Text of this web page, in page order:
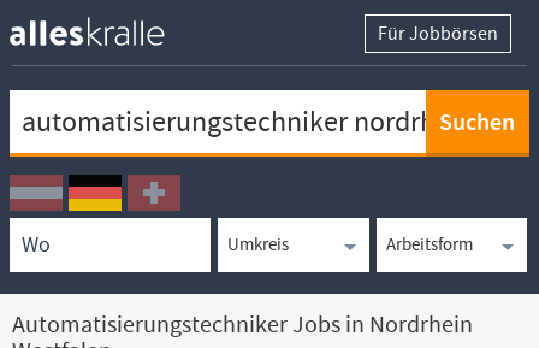
Für Jobbörsen
Ortssuche
Umkreissuche
Arbeitsform
Automatisierungstechniker Jobs in Nordrhein